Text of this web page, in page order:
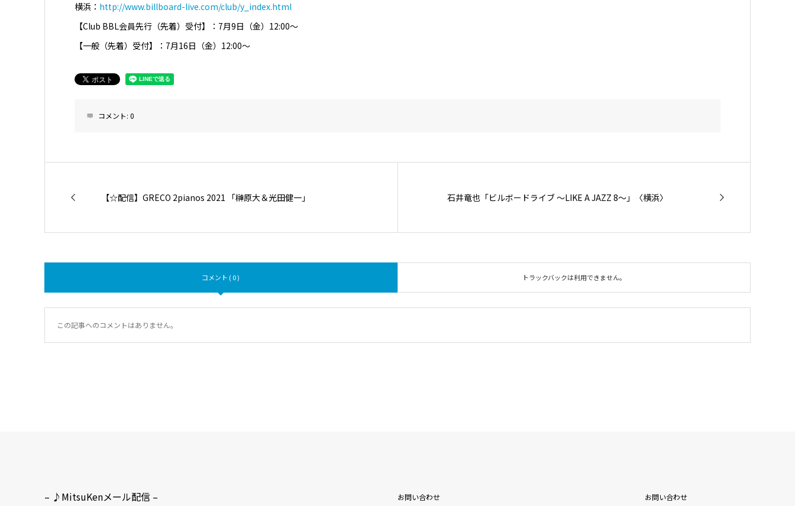
横浜： http://www.billboard-live.com/club/y_index.html
【Club BBL会員先行（先着）受付】：7月9日（金）12:00〜
【一般（先着）受付】：7月16日（金）12:00〜
コメント: 0
【☆配信】GRECO 2pianos 2021 「榊原大＆光田健一」 石井竜也「ビルボードライブ ～LIKE A JAZZ 8～」〈横浜〉
コメント ( 0 ) トラックバックは利用できません。
この記事へのコメントはありません。
– ♪MitsuKenメール配信 – お問い合わせ お問い合わせ